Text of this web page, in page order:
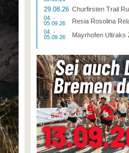
29.08.26 Churfirsten Trail
04. -
05.09.26
Resia Rosolina
04. -
05.09.26
Mayrhofen Ultraks